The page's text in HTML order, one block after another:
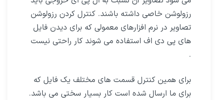
رزولوشن خاصی داشته باشند. کنترل کردن رزولوشن
تصاویر در نرم افزارهای معمولی که برای دیدن فایل
های پی دی اف استفاده می شوند کار راحتی نیست
.
برای همین کنترل قسمت های مختلف یک فایل که
برای ما ارسال شده است کار بسیار سختی می باشد.